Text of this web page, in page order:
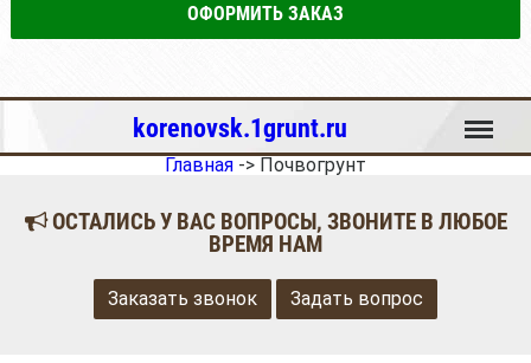
ОФОРМИТЬ ЗАКАЗ
korenovsk.1grunt.ru Меню
Главная -> Почвогрунт
ОСТАЛИСЬ У ВАС ВОПРОСЫ, ЗВОНИТЕ В ЛЮБОЕ
ВРЕМЯ НАМ
Заказать звонок Задать вопрос